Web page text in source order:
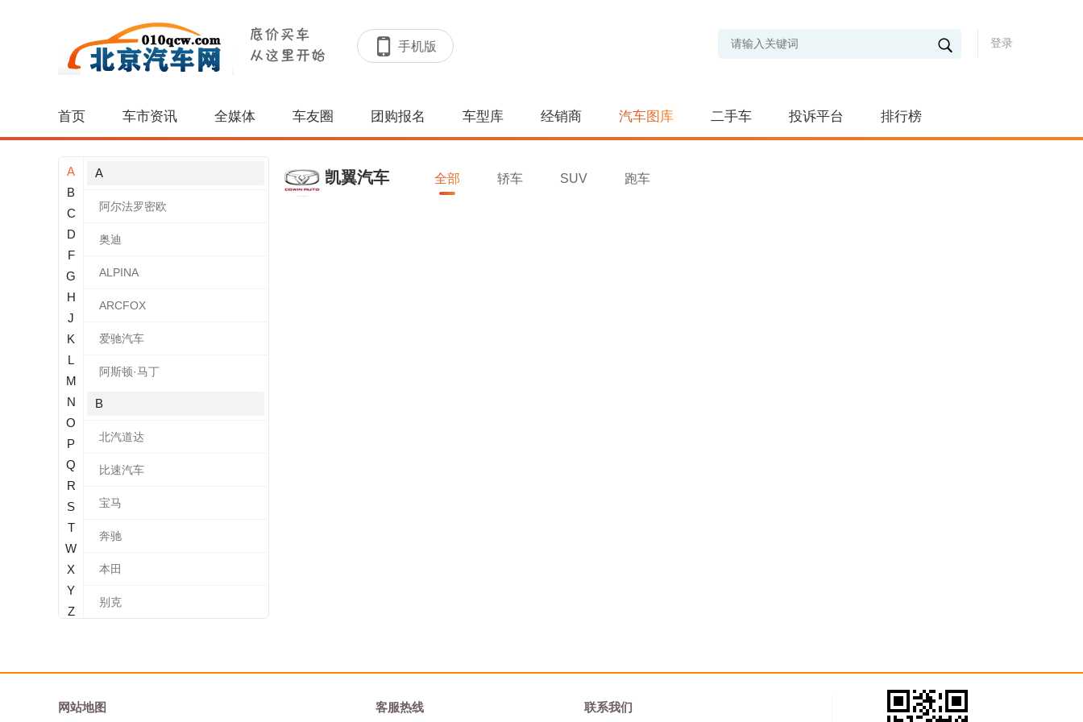
手机版 登录
首页 车市资讯 全媒体 车友圈 团购报名 车型库 经销商 汽车图库 二手车 投诉平台 排行榜
A
B
C
D
F
G
H
J
K
L
M
N
O
P
Q
R
S
T
W
X
Y
Z
A
阿尔法罗密欧
奥迪
ALPINA
ARCFOX
爱驰汽车
阿斯顿·马丁
B
北汽道达
比速汽车
宝马
奔驰
本田
别克
宝沃
凯翼汽车 全部 轿车 SUV 跑车
网站地图 客服热线 联系我们